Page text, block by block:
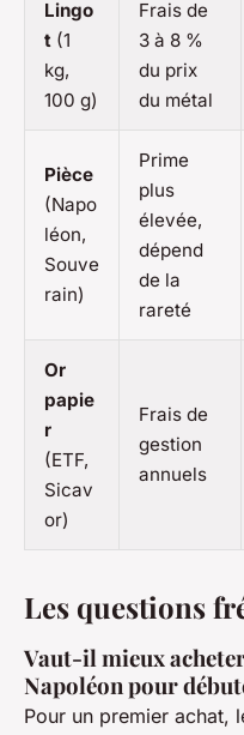
Lingo
t (1
kg,
100 g)
Frais de
3 à 8 %
du prix
du métal
Pièce
(Napo
léon,
Souve
rain)
Prime
plus
élevée,
dépend
de la
rareté
Or
papie
r
(ETF,
Sicav
or)
Frais de
gestion
annuels
Les questions
Vaut-il mieux
Napoléon pour
Pour un premier achat,